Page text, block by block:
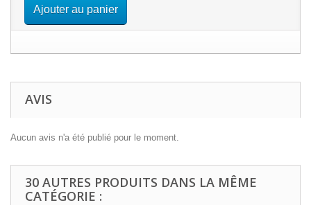
Ajouter au panier
AVIS
Aucun avis n'a été publié pour le moment.
30 AUTRES PRODUITS DANS LA MÊME
CATÉGORIE :